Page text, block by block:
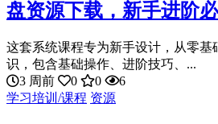
盘资源下载，新手进阶
这套系统课程专为新手设计，从零基
识，包含基础操作、进阶技巧、...
3 周前
0 0
6
学习培训/课程 资源